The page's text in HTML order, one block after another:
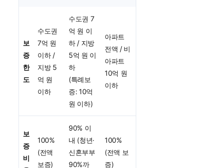
보
증
한
도
수도권
7억 원
이하 /
지방 5
억 원
이하
수도권 7
억 원 이
하 / 지방
5억 원 이
하
(특례보
증: 10억
원 이하)
아파트
전액 / 비
아파트
10억 원
이하
보
증
비
100%
(전액
보증)
90% 이
내 (청년·
신혼부부
90%까
100%
(전액 보
증)